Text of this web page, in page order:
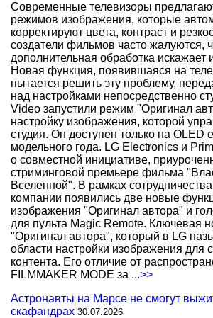
Современные телевизоры
режимов изображения, которые
корректируют цвета, контраст и
создатели фильмов часто жалуются,
дополнительная обработка искажает
Новая функция, появившаяся на
пытается решить эту проблему,
над настройками непосредственно
Video запустили режим "Оригинал
настройку изображения, которой
студия. Он доступен только на OLED
модельного года. LG Electronics и
о совместной инициативе,
стриминговой премьере фильма
Вселенной". В рамках
компании появились две новые
изображения "Оригинал автора" и
для пульта Magic Remote. Ключевая
"Оригинал автора", который в LG
области настройки изображения для
контента. Его отличие от
FILMMAKER MODE за ...>>
Астронавты на Марсе не смогут
скафандрах 30.07.2026